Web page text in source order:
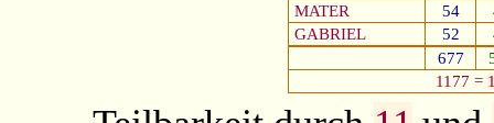
MATER
54
GABRIEL
52
677
1177 =